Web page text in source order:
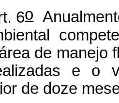
6o
de manejo
e o
de doze